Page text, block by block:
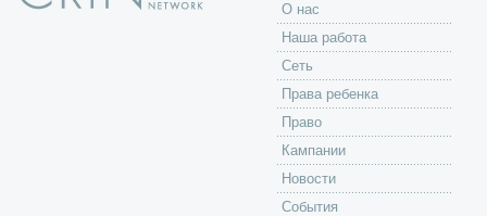
O нас
Наша работа
Сеть
Права ребенка
Право
Кампании
Новости
События